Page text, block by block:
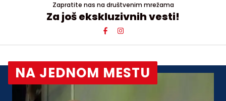
Zapratite nas na društvenim mrežama
Za još ekskluzivnih vesti!
NA JEDNOM MESTU